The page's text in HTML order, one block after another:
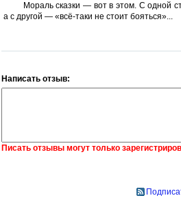
Мораль сказки — вот в этом. С одной
а с другой — «всё-таки не стоит бояться»...
Написать отзыв:
Писать отзывы могут только